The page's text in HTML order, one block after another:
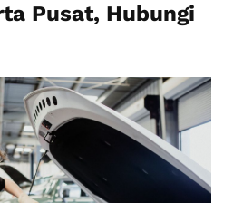
Pusat, Hubungi